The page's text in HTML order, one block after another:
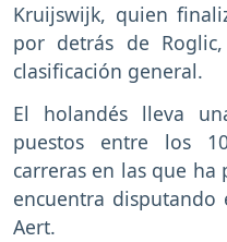
Kruijswijk, quien
por detrás de
clasificación general.
El holandés lleva
puestos entre los
carreras en las que ha
encuentra
Aert.